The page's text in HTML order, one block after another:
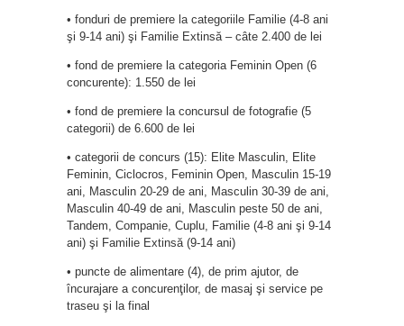
• fonduri de premiere la categoriile Familie (4-8 ani
şi 9-14 ani) şi Familie Extinsă – câte 2.400 de lei
• fond de premiere la categoria Feminin Open (6
concurente): 1.550 de lei
• fond de premiere la concursul de fotografie (5
categorii) de 6.600 de lei
• categorii de concurs (15): Elite Masculin, Elite
Feminin, Ciclocros, Feminin Open, Masculin 15-19
ani, Masculin 20-29 de ani, Masculin 30-39 de ani,
Masculin 40-49 de ani, Masculin peste 50 de ani,
Tandem, Companie, Cuplu, Familie (4-8 ani şi 9-14
ani) şi Familie Extinsă (9-14 ani)
• puncte de alimentare (4), de prim ajutor, de
încurajare a concurenţilor, de masaj şi service pe
traseu şi la final